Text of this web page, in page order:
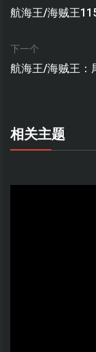
航海王/海贼王
下一个
航海王/海贼王：
相关主题